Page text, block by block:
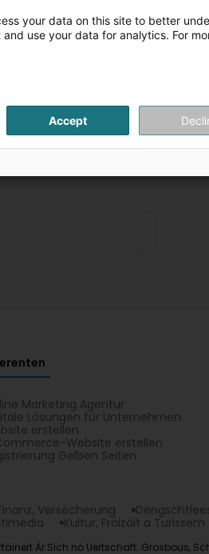
Marketing Agentur
Lösungen für Unternehmen
erstellen
Website erstellen
Gelben Seiten
Versécherung
Kultur, Fräizäit a Turissem
Är Sich no Uertschaft: Grosbous,
your data on this site to better
use your data for analytics. For
Accept